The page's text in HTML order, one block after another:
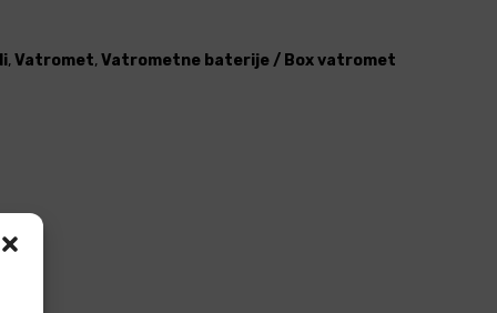
,Vatromet,Vatrometne baterije / Box vatromet